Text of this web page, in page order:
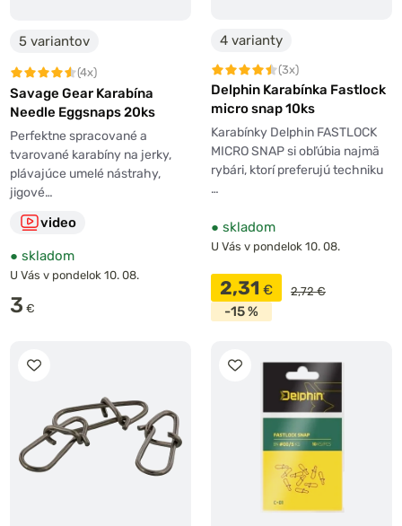
5 variantov
(4x)
Savage Gear Karabína
Needle Eggsnaps 20ks
Perfektne spracované a
tvarované karabíny na jerky,
plávajúce umelé nástrahy,
jigové…
video
● skladom
U Vás v pondelok 10. 08.
3 €
4 varianty
(3x)
Delphin Karabínka Fastlock
micro snap 10ks
Karabínky Delphin FASTLOCK
MICRO SNAP si obľúbia najmä
rybári, ktorí preferujú techniku
…
● skladom
U Vás v pondelok 10. 08.
2,31 € 2,72 €
-15 %